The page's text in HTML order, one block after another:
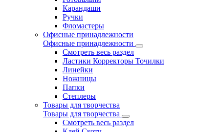
Карандаши
Ручки
Фломастеры
Офисные принадлежности
Офисные принадлежности
Смотреть весь раздел
Ластики Корректоры Точилки
Линейки
Ножницы
Папки
Степлеры
Товары для творчества
Товары для творчества
Смотреть весь раздел